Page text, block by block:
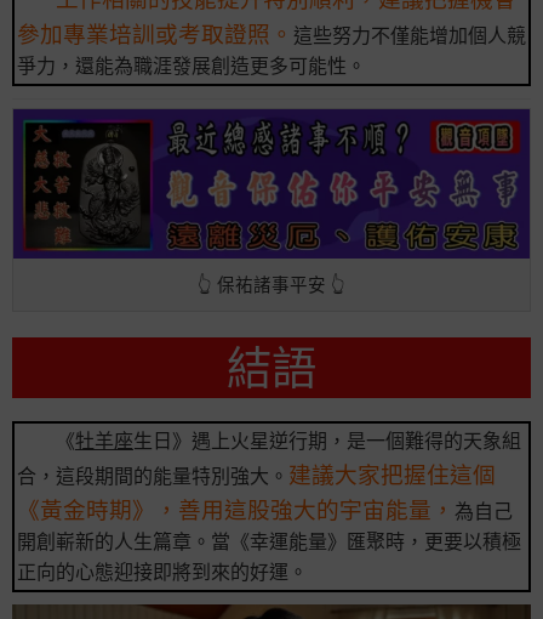
參加專業培訓或考取證照。 這些努力不僅能增加個人競
爭力，還能為職涯發展創造更多可能性。
👆 保祐諸事平安 👆
結語
《牡羊座生日》遇上火星逆行期，是一個難得的天象組
合，這段期間的能量特別強大。 建議大家把握住這個
《黃金時期》，善用這股強大的宇宙能量， 為自己
開創嶄新的人生篇章。當《幸運能量》匯聚時，更要以積極
正向的心態迎接即將到來的好運。